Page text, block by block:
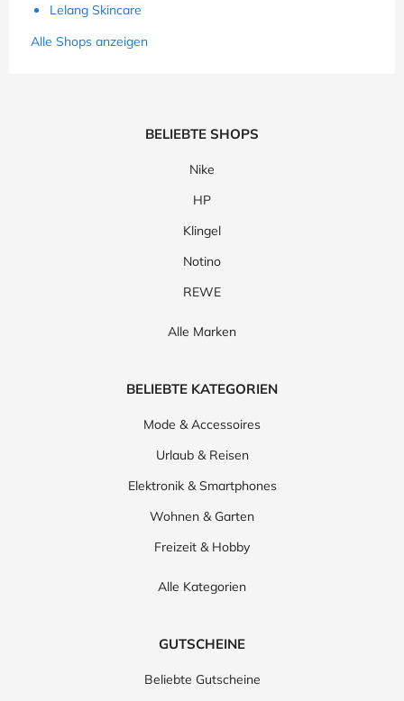
Lelang Skincare
Alle Shops anzeigen
BELIEBTE SHOPS
Nike
HP
Klingel
Notino
REWE
Alle Marken
BELIEBTE KATEGORIEN
Mode & Accessoires
Urlaub & Reisen
Elektronik & Smartphones
Wohnen & Garten
Freizeit & Hobby
Alle Kategorien
GUTSCHEINE
Beliebte Gutscheine